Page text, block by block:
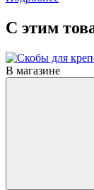
С этим
В магазине